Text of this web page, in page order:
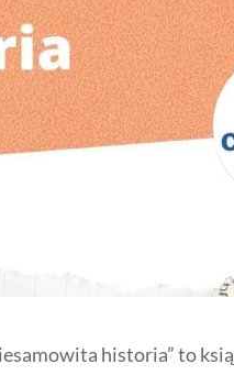
historia” to